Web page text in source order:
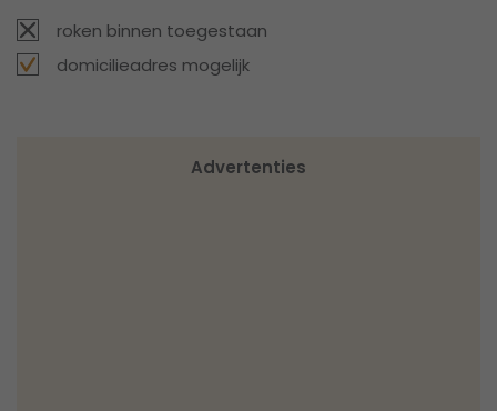
roken binnen toegestaan
domicilieadres mogelijk
Advertenties